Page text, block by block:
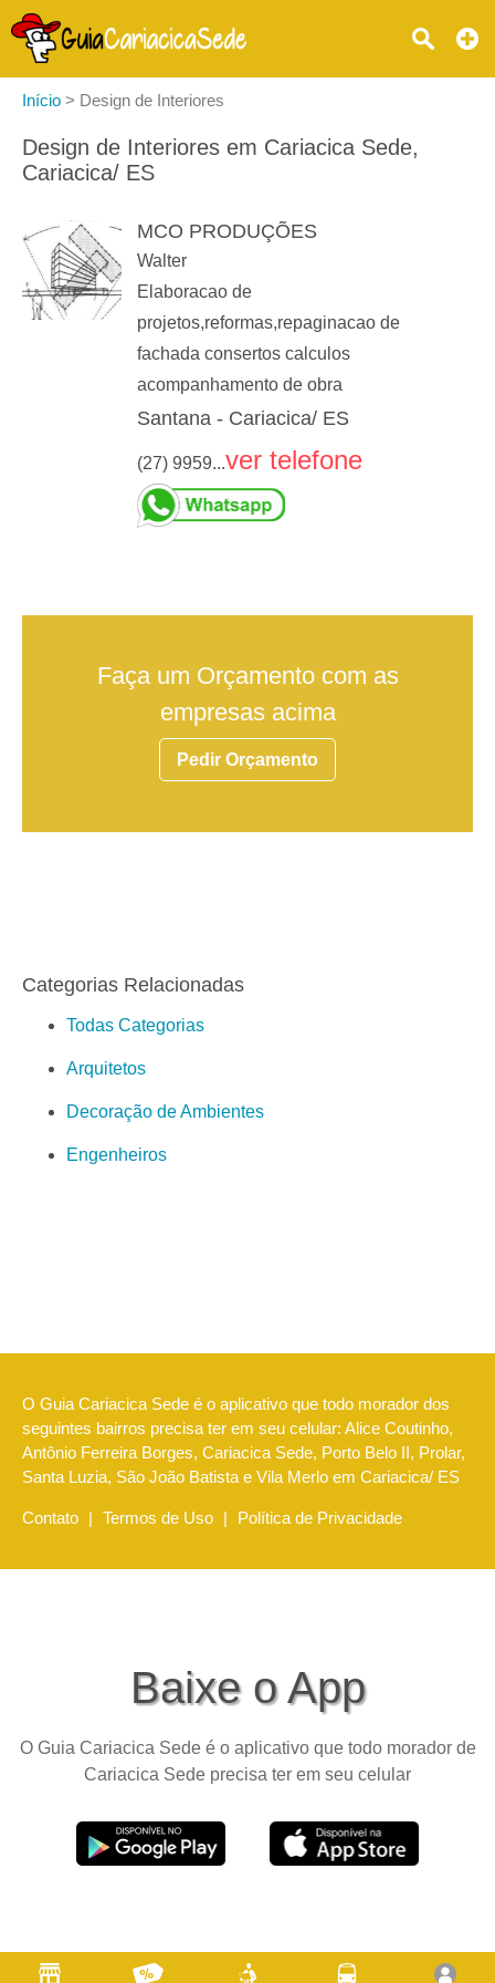
Início > Design de Interiores
Design de Interiores em Cariacica Sede,
Cariacica/ ES
MCO PRODUÇÕES
Walter
Elaboracao de
projetos,reformas,repaginacao de
fachada consertos calculos
acompanhamento de obra
Santana - Cariacica/ ES
(27) 9959...ver telefone
Faça um Orçamento com as
empresas acima
Pedir Orçamento
Categorias Relacionadas
Todas Categorias
Arquitetos
Decoração de Ambientes
Engenheiros
O Guia Cariacica Sede é o aplicativo que todo morador dos
seguintes bairros precisa ter em seu celular: Alice Coutinho,
Antônio Ferreira Borges, Cariacica Sede, Porto Belo II, Prolar,
Santa Luzia, São João Batista e Vila Merlo em Cariacica/ ES
Contato | Termos de Uso | Política de Privacidade
Baixe o App
O Guia Cariacica Sede é o aplicativo que todo morador de
Cariacica Sede precisa ter em seu celular